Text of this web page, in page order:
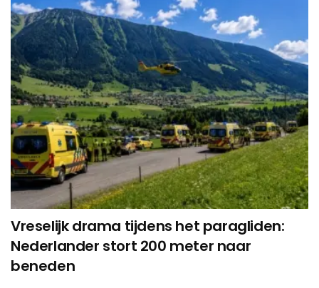
Vreselijk drama tijdens het paragliden:
Nederlander stort 200 meter naar
beneden